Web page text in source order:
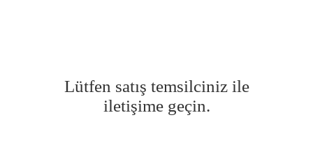
Lütfen satış temsilciniz ile
iletişime geçin.